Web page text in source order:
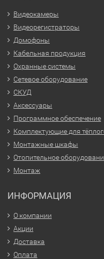
Видеокамеры
Видеорегистраторы
Домофоны
Кабельная продукция
Охранные системы
Сетевое оборудование
СКУД
Аксессуары
Программное обеспечение
Комплектующие для
Монтажные шкафы
Отопительное
Монтаж
ИНФОРМАЦИЯ
О компании
Акции
Доставка
Оплата